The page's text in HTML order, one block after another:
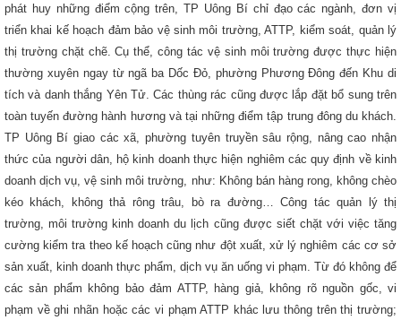
phát huy những điểm cộng trên, TP Uông Bí chỉ đạo các ngành, đơn vị
triển khai kế hoạch đảm bảo vệ sinh môi trường, ATTP, kiểm soát, quản lý
thị trường chặt chẽ. Cụ thể, công tác vệ sinh môi trường được thực hiện
thường xuyên ngay từ ngã ba Dốc Đỏ, phường Phương Đông đến Khu di
tích và danh thắng Yên Tử. Các thùng rác cũng được lắp đặt bổ sung trên
toàn tuyến đường hành hương và tại những điểm tập trung đông du khách.
TP Uông Bí giao các xã, phường tuyên truyền sâu rộng, nâng cao nhận
thức của người dân, hộ kinh doanh thực hiện nghiêm các quy định về kinh
doanh dịch vụ, vệ sinh môi trường, như: Không bán hàng rong, không chèo
kéo khách, không thả rông trâu, bò ra đường… Công tác quản lý thị
trường, môi trường kinh doanh du lịch cũng được siết chặt với việc tăng
cường kiểm tra theo kế hoạch cũng như đột xuất, xử lý nghiêm các cơ sở
sản xuất, kinh doanh thực phẩm, dịch vụ ăn uống vi phạm. Từ đó không để
các sản phẩm không bảo đảm ATTP, hàng giả, không rõ nguồn gốc, vi
phạm về ghi nhãn hoặc các vi phạm ATTP khác lưu thông trên thị trường;